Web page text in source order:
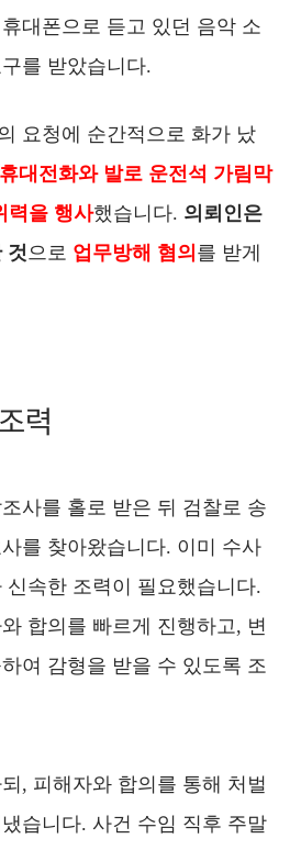
대폰으로 듣고 있던 음악 소
를 받았습니다.
요청에 순간적으로 화가 났
휴대전화와 발로 운전석 가림막
력을 행사했습니다. 의뢰인은
것으로 업무방해 혐의 를 받게
력
사를 홀로 받은 뒤 검찰로 송
를 찾아왔습니다. 이미 수사
신속한 조력이 필요했습니다.
합의를 빠르게 진행하고, 변
여 감형을 받을 수 있도록 조
, 피해자와 합의를 통해 처벌
습니다. 사건 수임 직후 주말